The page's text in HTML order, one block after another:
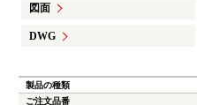
図面
DWG
製品の種類
ご注文品番